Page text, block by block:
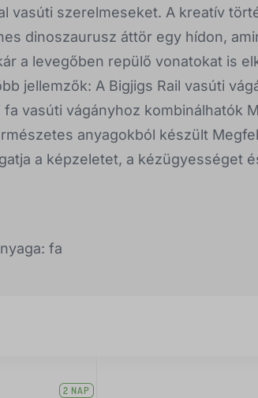
vasúti szerelmeseket. A kreatív
dinoszaurusz áttör egy hídon,
a levegőben repülő vonatokat is
jellemzők: A Bigjigs Rail vasúti
vasúti vágányhoz kombinálhatók
anyagokból készült
a képzeletet, a kézügyességet
fa
2 NAP